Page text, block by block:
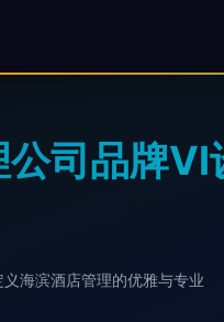
司品牌VI
海滨酒店管理的优雅与专业